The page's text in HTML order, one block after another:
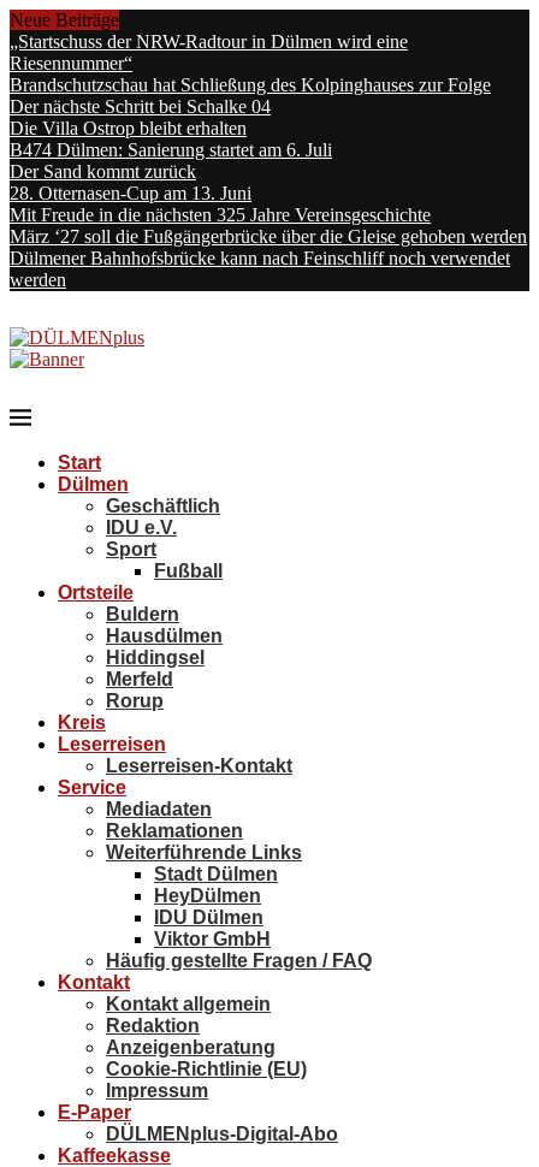
Neue Beiträge
„Startschuss der NRW-Radtour in Dülmen wird eine
Riesennummer“
Brandschutzschau hat Schließung des Kolpinghauses zur Folge
Der nächste Schritt bei Schalke 04
Die Villa Ostrop bleibt erhalten
B474 Dülmen: Sanierung startet am 6. Juli
Der Sand kommt zurück
28. Otternasen-Cup am 13. Juni
Mit Freude in die nächsten 325 Jahre Vereinsgeschichte
März ‘27 soll die Fußgängerbrücke über die Gleise gehoben werden
Dülmener Bahnhofsbrücke kann nach Feinschliff noch verwendet
werden
Start
Dülmen
Geschäftlich
IDU e.V.
Sport
Fußball
Ortsteile
Buldern
Hausdülmen
Hiddingsel
Merfeld
Rorup
Kreis
Leserreisen
Leserreisen-Kontakt
Service
Mediadaten
Reklamationen
Weiterführende Links
Stadt Dülmen
HeyDülmen
IDU Dülmen
Viktor GmbH
Häufig gestellte Fragen / FAQ
Kontakt
Kontakt allgemein
Redaktion
Anzeigenberatung
Cookie-Richtlinie (EU)
Impressum
E-Paper
DÜLMENplus-Digital-Abo
Kaffeekasse